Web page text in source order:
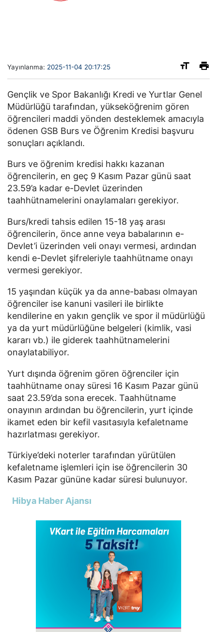
Yayınlanma: 2025-11-04 20:17:25
Gençlik ve Spor Bakanlığı Kredi ve Yurtlar Genel
Müdürlüğü tarafından, yükseköğrenim gören
öğrencileri maddi yönden desteklemek amacıyla
ödenen GSB Burs ve Öğrenim Kredisi başvuru
sonuçları açıklandı.
Burs ve öğrenim kredisi hakkı kazanan
öğrencilerin, en geç 9 Kasım Pazar günü saat
23.59’a kadar e-Devlet üzerinden
taahhütnamelerini onaylamaları gerekiyor.
Burs/kredi tahsis edilen 15-18 yaş arası
öğrencilerin, önce anne veya babalarının e-
Devlet’i üzerinden veli onayı vermesi, ardından
kendi e-Devlet şifreleriyle taahhütname onayı
vermesi gerekiyor.
15 yaşından küçük ya da anne-babası olmayan
öğrenciler ise kanuni vasileri ile birlikte
kendilerine en yakın gençlik ve spor il müdürlüğü
ya da yurt müdürlüğüne belgeleri (kimlik, vasi
kararı vb.) ile giderek taahhütnamelerini
onaylatabiliyor.
Yurt dışında öğrenim gören öğrenciler için
taahhütname onay süresi 16 Kasım Pazar günü
saat 23.59’da sona erecek. Taahhütname
onayının ardından bu öğrencilerin, yurt içinde
ikamet eden bir kefil vasıtasıyla kefaletname
hazırlatması gerekiyor.
Türkiye’deki noterler tarafından yürütülen
kefaletname işlemleri için ise öğrencilerin 30
Kasım Pazar gününe kadar süresi bulunuyor.
Hibya Haber Ajansı